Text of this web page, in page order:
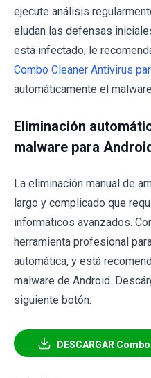
ejecute análisis
eludan las defensas
está infectado, le
Combo Cleaner Antivirus
automáticamente el
Eliminación
malware para
La eliminación manual de
largo y complicado que
informáticos avanzados.
herramienta profesional
automática, y está
malware de Android.
siguiente botón:
DESCARGAR